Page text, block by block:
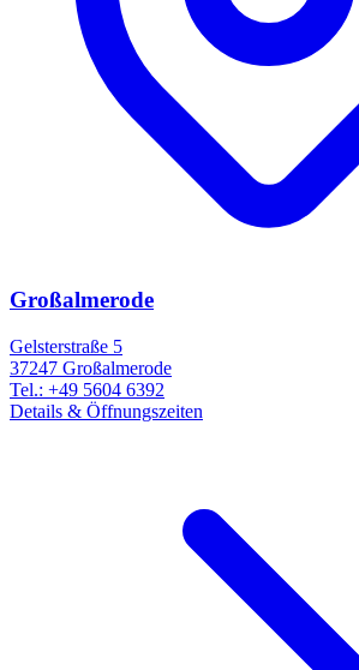
Großalmerode
Gelsterstraße 5
37247 Großalmerode
Tel.: +49 5604 6392
Details & Öffnungszeiten